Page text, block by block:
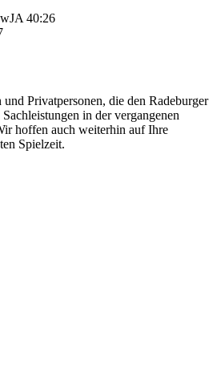
40:26
Privatpersonen, die den Radeburger
in der vergangenen
hoffen auch weiterhin auf Ihre
Spielzeit.